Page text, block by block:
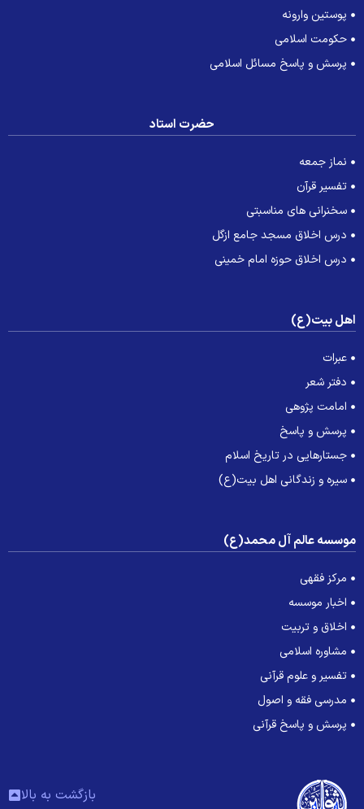
پوستین وارونه
حکومت اسلامی
پرسش و پاسخ مسائل اسلامی
حضرت استاد
نماز جمعه
تفسیر قرآن
سخنرانی های مناسبتی
درس اخلاق مسجد جامع ازگل
درس اخلاق حوزه امام خمینی
بیت(ع)
عبرات
دفتر شعر
امامت پژوهی
پرسش و پاسخ
جستارهایی در تاریخ اسلام
سیره و زندگانی اهل بیت(ع)
عالم آل محمد(ع)
مرکز فقهی
اخبار موسسه
اخلاق و تربیت
مشاوره اسلامی
تفسیر و علوم قرآنی
مدرسی فقه و اصول
پرسش و پاسخ قرآنی
بازگشت به بالا